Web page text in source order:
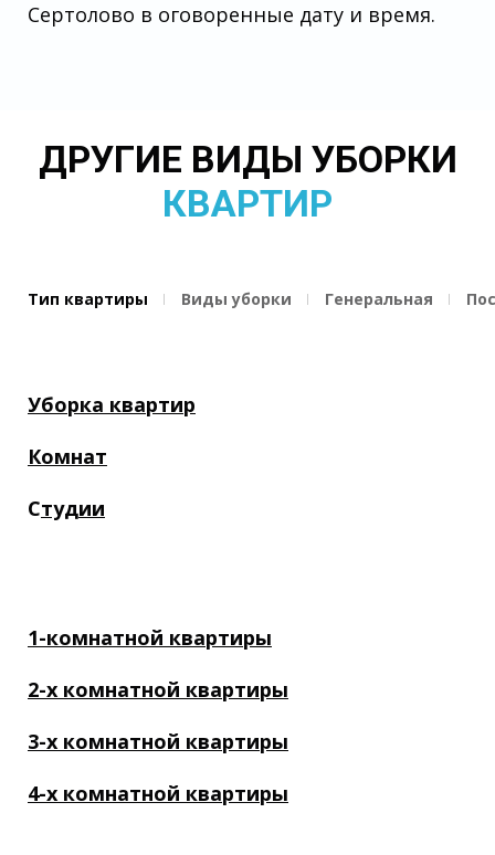
Сертолово в оговоренные дату и время.
ДРУГИЕ ВИДЫ УБОРКИ
КВАРТИР
Тип квартиры Виды уборки Генеральная
Уборка квартир
Комнат
Студии
1-комнатной квартиры
2-х комнатной квартиры
3-х комнатной квартиры
4-х комнатной квартиры